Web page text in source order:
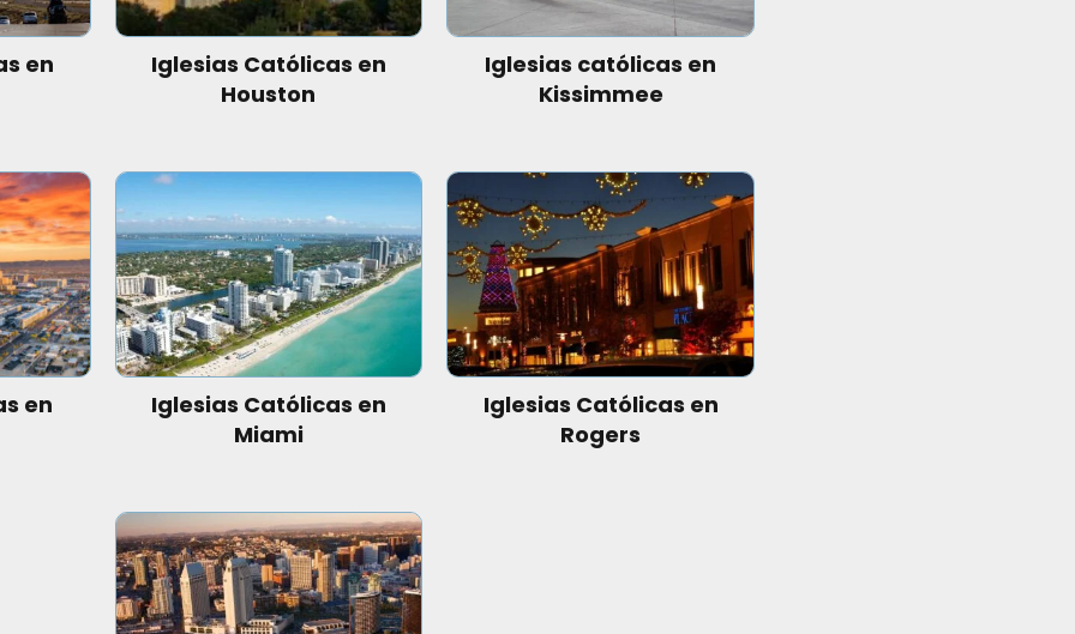
en
Iglesias Católicas en
Houston
Iglesias católicas en
Kissimmee
en
Iglesias Católicas en
Miami
Iglesias Católicas en
Rogers